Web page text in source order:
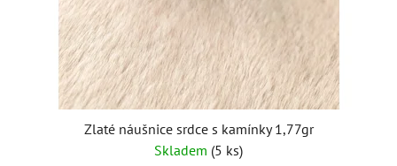
Zlaté náušnice srdce s kamínky 1,77gr
Skladem (5 ks)